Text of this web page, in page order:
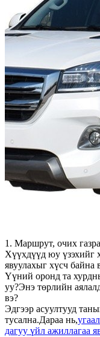
1. Маршрут, очих
Хүүхдүүд юу үзэхийг
явуулахыг хүсч байна
Үүний оронд та
уу?Энэ төрлийн
вэ?
Эдгээр асуултууд
тусална.Дараа нь,
дагуу үйл ажиллагаа